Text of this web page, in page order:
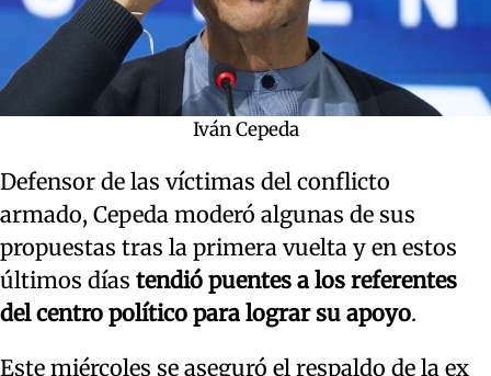
Iván Cepeda
Defensor de las víctimas del conflicto
armado, Cepeda moderó algunas de sus
propuestas tras la primera vuelta y en estos
últimos días tendió puentes a los referentes
del centro político para lograr su apoyo.
Este miércoles se aseguró el respaldo de la ex